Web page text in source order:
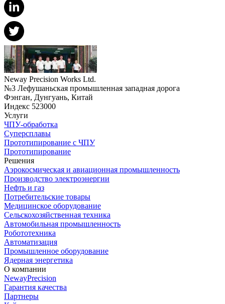
Neway Precision Works Ltd.
№3 Лефушаньская промышленная западная дорога
Фэнган, Дунгуань, Китай
Индекс 523000
Услуги
ЧПУ-обработка
Суперсплавы
Прототипирование с ЧПУ
Прототипирование
Решения
Аэрокосмическая и авиационная промышленность
Производство электроэнергии
Нефть и газ
Потребительские товары
Медицинское оборудование
Сельскохозяйственная техника
Автомобильная промышленность
Робототехника
Автоматизация
Промышленное оборудование
Ядерная энергетика
О компании
NewayPrecision
Гарантия качества
Партнеры